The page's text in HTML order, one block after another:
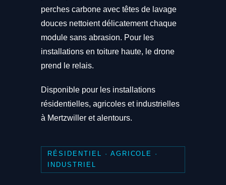
perches carbone avec têtes de lavage
douces nettoient délicatement chaque
module sans abrasion. Pour les
installations en toiture haute, le drone
prend le relais.
Disponible pour les installations
résidentielles, agricoles et industrielles
à Mertzwiller et alentours.
RÉSIDENTIEL · AGRICOLE ·
INDUSTRIEL